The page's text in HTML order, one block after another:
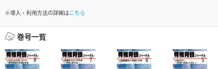
※導入・利用方法の詳細はこちら
巻号一覧